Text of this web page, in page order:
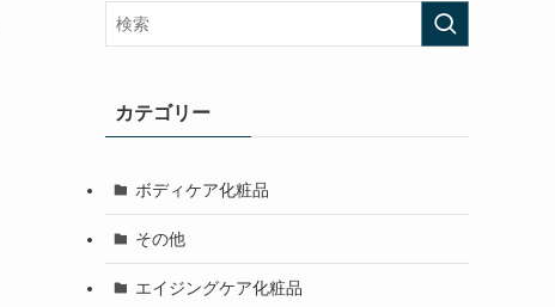
カテゴリー
ボディケア化粧品
その他
エイジングケア化粧品